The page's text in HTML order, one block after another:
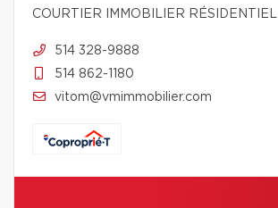
COURTIER IMMOBILIER RÉSIDENTIEL
514 328-9888
514 862-1180
vitom@vmimmobilier.com